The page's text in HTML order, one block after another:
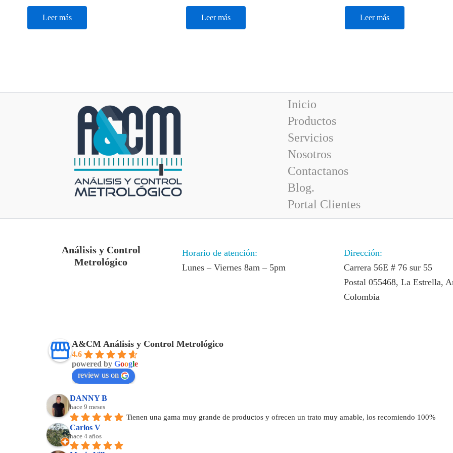
Leer más Leer más Leer más
Inicio
Productos
Servicios
Nosotros
Contactanos
Blog.
Portal Clientes
Análisis y Control
Metrológico
Horario de atención:
Lunes – Viernes 8am – 5pm
Dirección:
Carrera 56E # 76 sur 55
Postal 055468, La Estrella,
Colombia
A&CM Análisis y Control Metrológico
4.6
powered by Google
review us on
DANNY B
hace 9 meses
Tienen una gama muy grande de productos y ofrecen un trato muy amable, los recomiendo 100%
Carlos V
hace 4 años